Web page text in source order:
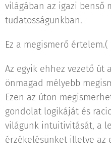
világában az igazi benső
tudatosságunkban.
Ez a megismerő értelem.(
Az egyik ehhez vezető út
önmagad mélyebb
Ezen az úton
gondolat logikáját és
világunk intuitivitását, a
érzékelésünket illetve az